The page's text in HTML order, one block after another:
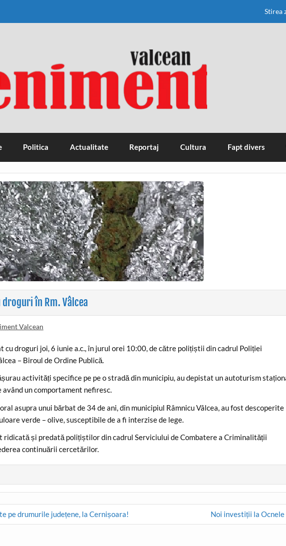
Stirea
Politica Actualitate Reportaj Cultura Fapt divers
în Rm. Vâlcea
Valcean
cu droguri joi, 6 iunie a.c., în jurul orei 10:00, de către polițiștii din cadrul Poliției
– Biroul de Ordine Publică.
activități specifice pe pe o stradă din municipiu, au depistat un autoturism
având un comportament nefiresc.
asupra unui bărbat de 34 de ani, din municipiul Râmnicu Vâlcea, au fost descoperite
verde – olive, susceptibile de a fi interzise de lege.
și predată polițiștilor din cadrul Serviciului de Combatere a Criminalității
continuării cercetărilor.
pe drumurile județene, la Cernișoara! Noi investiții la Ocnele